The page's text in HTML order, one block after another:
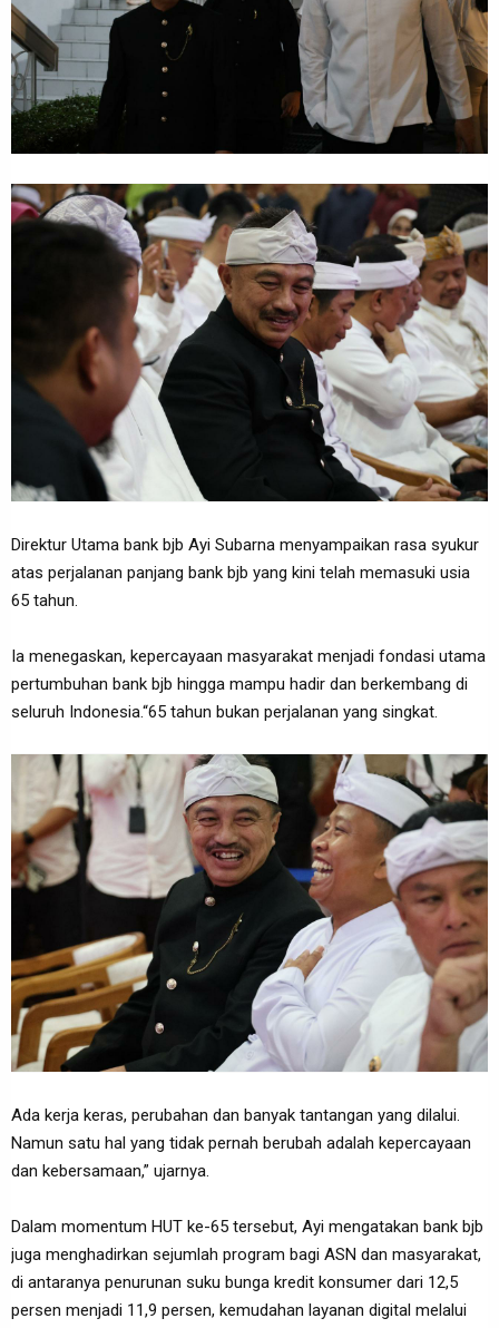
Direktur Utama bank bjb Ayi Subarna menyampaikan rasa syukur
atas perjalanan panjang bank bjb yang kini telah memasuki usia
65 tahun.
Ia menegaskan, kepercayaan masyarakat menjadi fondasi utama
pertumbuhan bank bjb hingga mampu hadir dan berkembang di
seluruh Indonesia.“65 tahun bukan perjalanan yang singkat.
Ada kerja keras, perubahan dan banyak tantangan yang dilalui.
Namun satu hal yang tidak pernah berubah adalah kepercayaan
dan kebersamaan,” ujarnya.
Dalam momentum HUT ke-65 tersebut, Ayi mengatakan bank bjb
juga menghadirkan sejumlah program bagi ASN dan masyarakat,
di antaranya penurunan suku bunga kredit konsumer dari 12,5
persen menjadi 11,9 persen, kemudahan layanan digital melalui